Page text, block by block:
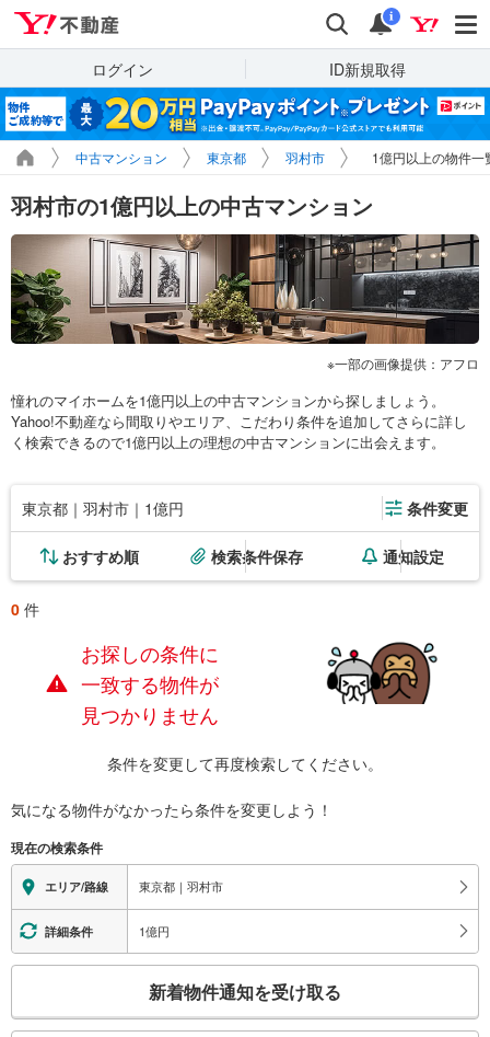
検索 通知
i
ログイン ID新規取得
中古マンション 東京都 羽村市 1億円以上の物件一
羽村市の1億円以上の中古マンション
一部の画像提供：アフロ
憧れのマイホームを1億円以上の中古マンションから探しましょう。
Yahoo!不動産なら間取りやエリア、こだわり条件を追加してさらに詳し
く検索できるので1億円以上の理想の中古マンションに出会えます。
東京都｜羽村市｜1億円 条件変更
おすすめ順 検索条件保存 通知設定
0 件
お探しの条件に
一致する物件が
見つかりません
条件を変更して再度検索してください。
気になる物件がなかったら条件を変更しよう！
現在の検索条件
エリア/路線 東京都｜羽村市
詳細条件 1億円
検
新着物件通知を受け取る